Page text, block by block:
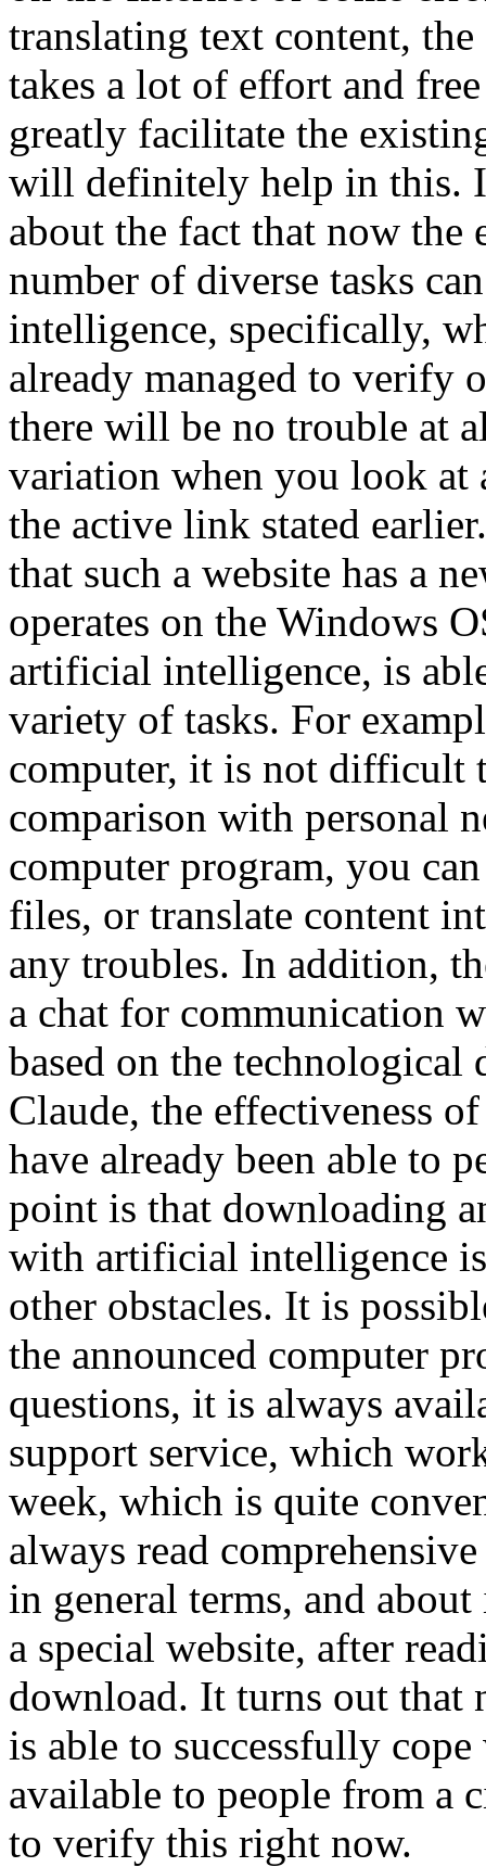
translating text content,
takes a lot of effort and
greatly facilitate the
will definitely help in this.
about the fact that now the
number of diverse tasks
intelligence, specifically,
already managed to verify
there will be no trouble at
variation when you look
the active link stated
that such a website has a
operates on the Windows
artificial intelligence, is
variety of tasks. For
computer, it is not difficult
comparison with personal
computer program, you
files, or translate content
any troubles. In addition,
a chat for communication
based on the
Claude, the effectiveness
have already been able to
point is that downloading
with artificial intelligence
other obstacles. It is
the announced computer
questions, it is always
support service, which
week, which is quite
always read
in general terms, and
a special website, after
download. It turns out
is able to successfully
available to people from a
to verify this right now.